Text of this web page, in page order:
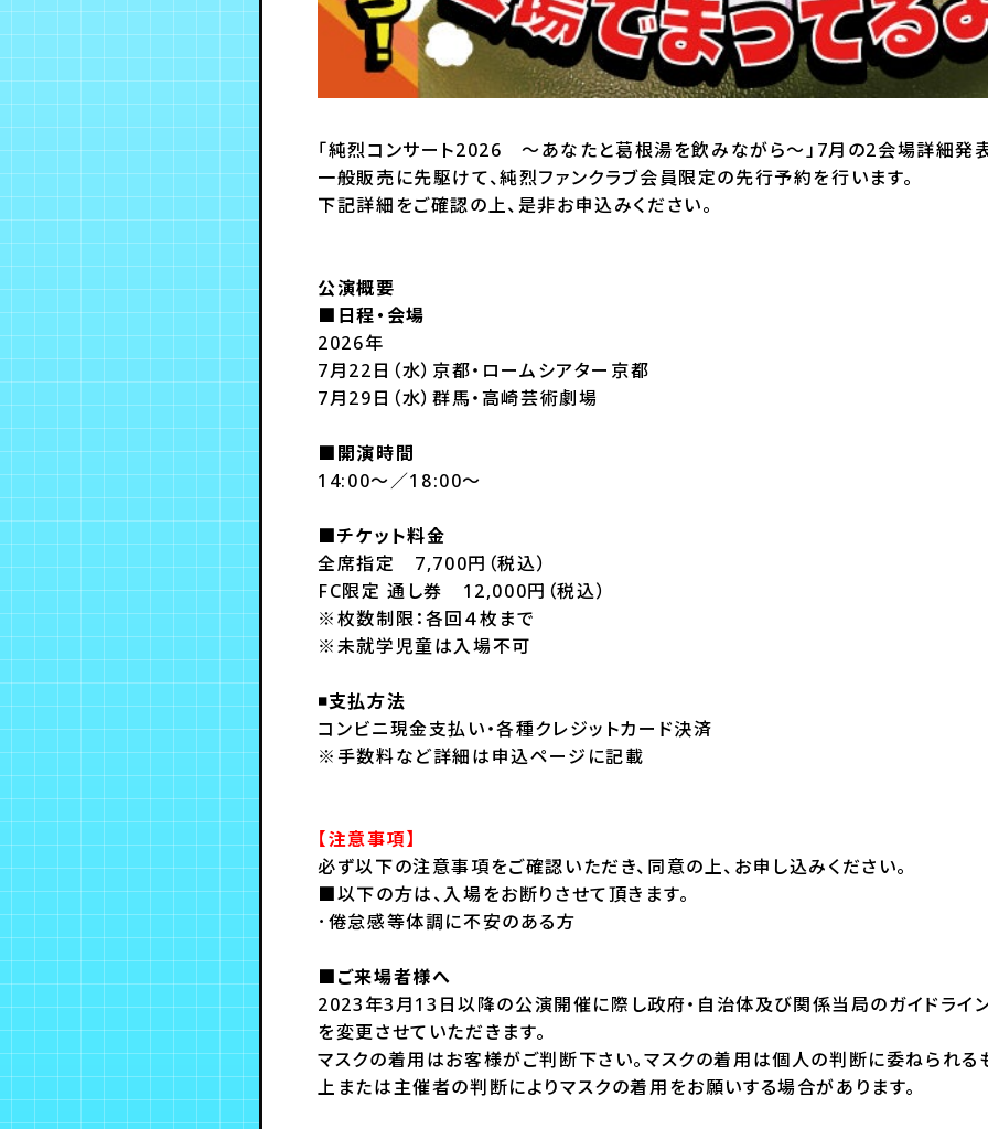
「純烈コンサート2026 〜あなたと葛根湯を飲みながら〜」7月の2会場詳細発
一般販売に先駆けて、純烈ファンクラブ会員限定の先行予約を行います。
下記詳細をご確認の上、是非お申込みください。
公演概要
■日程・会場
2026年
7月22日（水）京都・ロームシアター京都
7月29日（水）群馬・高崎芸術劇場
■開演時間
14:00～／18:00～
■チケット料金
全席指定 7,700円（税込）
FC限定 通し券 12,000円（税込）
※枚数制限：各回４枚まで
※未就学児童は入場不可
◾️支払方法
コンビニ現金支払い・各種クレジットカード決済
※手数料など詳細は申込ページに記載
【注意事項】
必ず以下の注意事項をご確認いただき、同意の上、お申し込みください。
■以下の方は、入場をお断りさせて頂きます。
･倦怠感等体調に不安のある方
■ご来場者様へ
2023年3月13日以降の公演開催に際し政府・自治体及び関係当局のガイドライ
を変更させていただきます。
マスクの着用はお客様がご判断下さい。マスクの着用は個人の判断に委ねられ
上または主催者の判断によりマスクの着用をお願いする場合があります。